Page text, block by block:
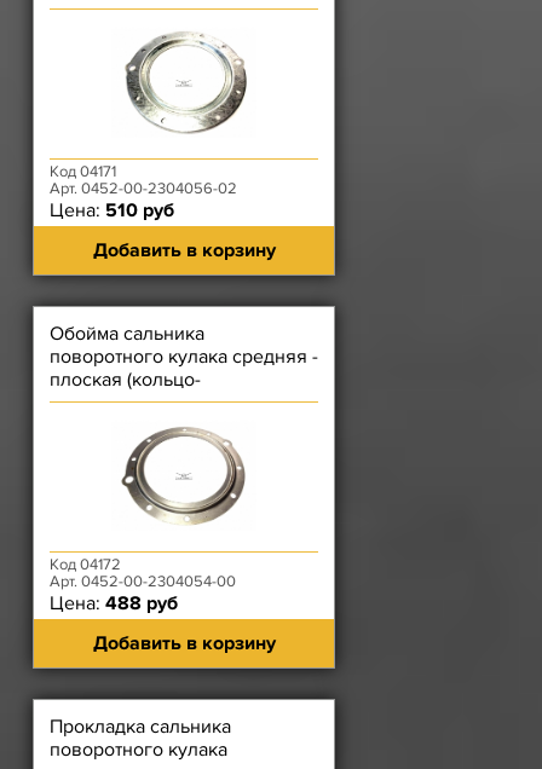
Код 04171
Арт. 0452-00-2304056-02
Цена: 510 руб
Добавить в корзину
Обойма сальника
поворотного кулака средняя -
плоская (кольцо-
перегородка)
Код 04172
Арт. 0452-00-2304054-00
Цена: 488 руб
Добавить в корзину
Прокладка сальника
поворотного кулака